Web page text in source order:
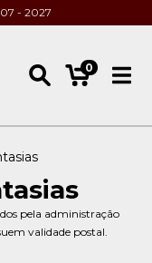
- 2027
0
pela administração
validade postal.